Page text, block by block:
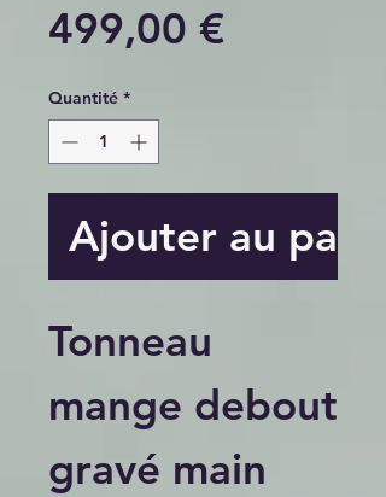
499,00 €Prix
Quantité *
Ajouter au
Tonneau
mange debout
gravé main